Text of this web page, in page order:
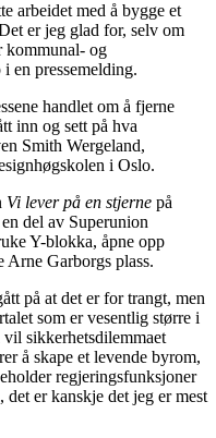
arbeidet med å bygge et
er jeg glad for, selv om
kommunal- og
en pressemelding.
handlet om å fjerne
inn og sett på hva
Smith Wergeland,
i Oslo.
Vi lever på en stjerne på
del av Superunion
Y-blokka, åpne opp
Arne Garborgs plass.
på at det er for trangt, men
som er vesentlig større i
sikkerhetsdilemmaet
å skape et levende byrom,
regjeringsfunksjoner
er kanskje det jeg er mest